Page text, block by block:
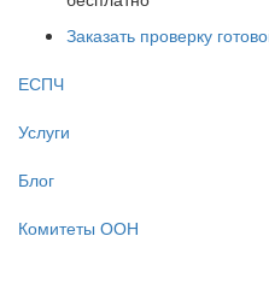
Заказать проверку
ЕСПЧ
Услуги
Блог
Комитеты ООН